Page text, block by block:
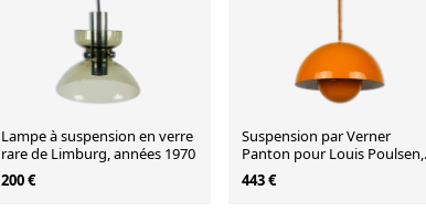
Lampe à suspension en verre
rare de Limburg, années 1970
200 €
Suspension par Verner
Panton pour Louis Poulsen,
Danemark, 1960s
443 €